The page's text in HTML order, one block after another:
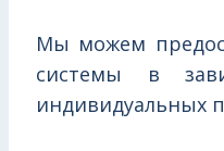
Мы можем
системы в
индивидуальных